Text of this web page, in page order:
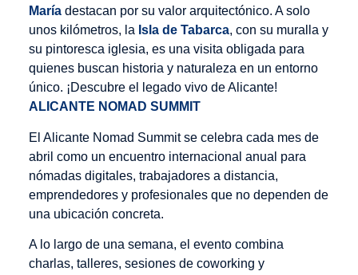
Maríadestacan por su valor arquitectónico. A solo
unos kilómetros, la Isla de Tabarca, con su muralla y
su pintoresca iglesia, es una visita obligada para
quienes buscan historia y naturaleza en un entorno
único. ¡Descubre el legado vivo de Alicante!
ALICANTE NOMAD SUMMIT
El Alicante Nomad Summit se celebra cada mes de
abril como un encuentro internacional anual para
nómadas digitales, trabajadores a distancia,
emprendedores y profesionales que no dependen de
una ubicación concreta.
A lo largo de una semana, el evento combina
charlas, talleres, sesiones de coworking y